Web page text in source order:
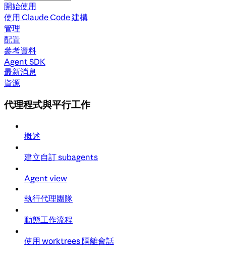
開始使用
使用 Claude Code 建構
管理
配置
參考資料
Agent SDK
最新消息
資源
代理程式與平行工作
概述
建立自訂 subagents
Agent view
執行代理團隊
動態工作流程
使用 worktrees 隔離會話